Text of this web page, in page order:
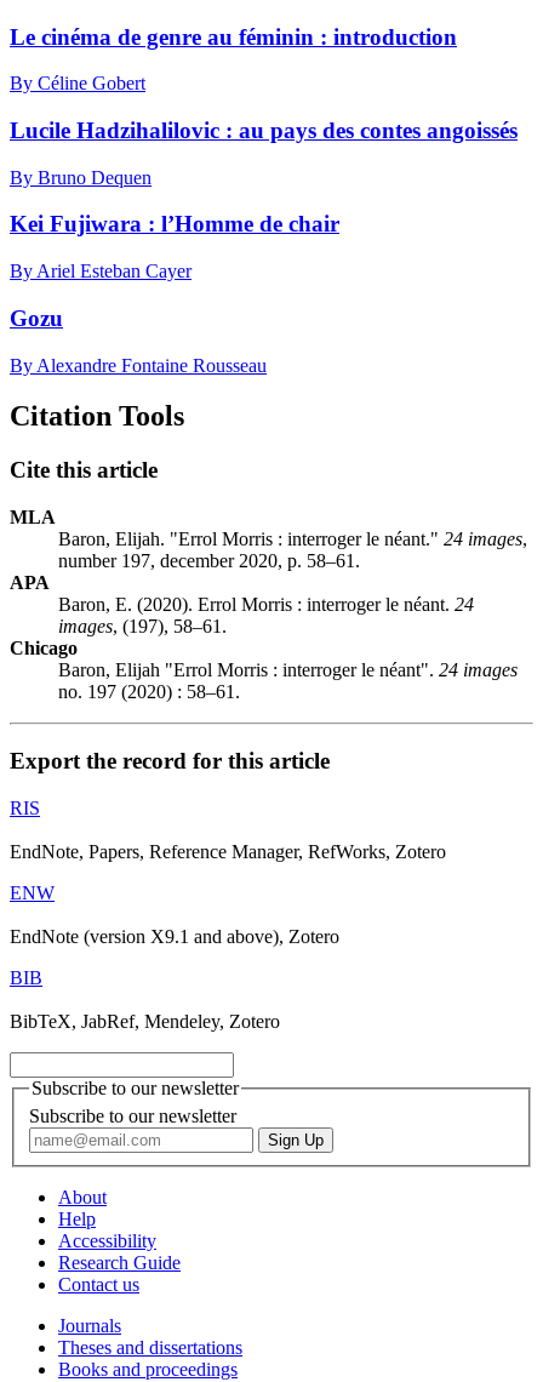
Le cinéma de genre au féminin : introduction
By Céline Gobert
Lucile Hadzihalilovic : au pays des contes angoissés
By Bruno Dequen
Kei Fujiwara : l’Homme de chair
By Ariel Esteban Cayer
Gozu
By Alexandre Fontaine Rousseau
Citation Tools
Cite this article
MLA
Baron, Elijah. "Errol Morris : interroger le néant." 24 images,
number 197, december 2020, p. 58–61.
APA
Baron, E. (2020). Errol Morris : interroger le néant. 24
images, (197), 58–61.
Chicago
Baron, Elijah "Errol Morris : interroger le néant". 24 images
no. 197 (2020) : 58–61.
Export the record for this article
RIS
EndNote, Papers, Reference Manager, RefWorks, Zotero
ENW
EndNote (version X9.1 and above), Zotero
BIB
BibTeX, JabRef, Mendeley, Zotero
Subscribe to our newsletter
Subscribe to our newsletter
About
Help
Accessibility
Research Guide
Contact us
Journals
Theses and dissertations
Books and proceedings